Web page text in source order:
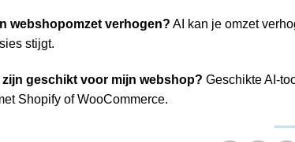
webshopomzet verhogen? AI kan je omzet
stijgt.
zijn geschikt voor mijn webshop? Geschikte AI-
Shopify of WooCommerce.